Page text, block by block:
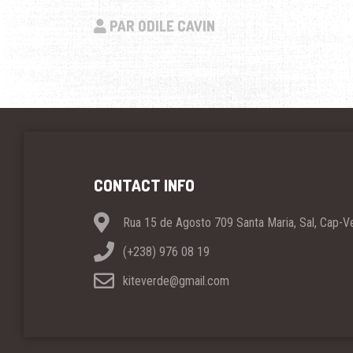
PAR ODILE CAVIN
CONTACT INFO
Rua 15 de Agosto 709 Santa Maria, Sal, Cap-
(+238) 976 08 19
kiteverde@gmail.com